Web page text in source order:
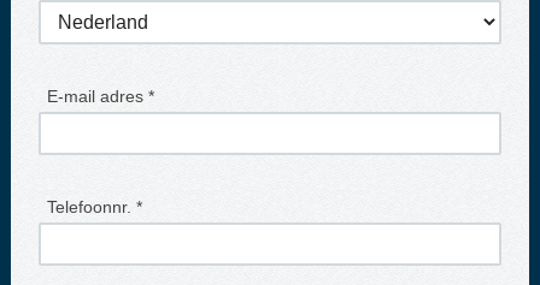
E-mail adres *
Telefoonnr. *